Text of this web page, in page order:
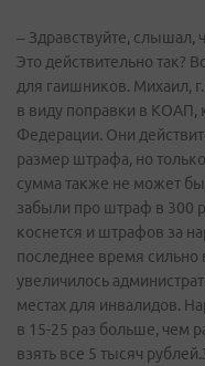
– Здравствуйте, слышал,
Это действительно так?
для гаишников. Михаил,
в виду поправки в КОАП,
Федерации. Они
размер штрафа, но
сумма также не может
забыли про штраф в 300
коснется и штрафов за
последнее время сильно
увеличилось
местах для инвалидов.
в 15-25 раз больше, чем
взять все 5 тысяч